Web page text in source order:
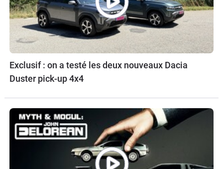
Exclusif : on a testé les deux nouveaux Dacia
Duster pick-up 4x4